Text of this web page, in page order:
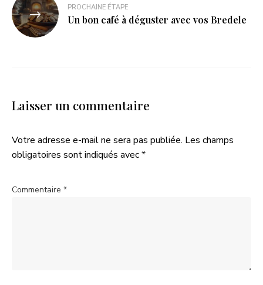
PROCHAINE ÉTAPE
Un bon café à déguster avec vos Bredele
Laisser un commentaire
Votre adresse e-mail ne sera pas publiée. Les champs
obligatoires sont indiqués avec*
Commentaire *